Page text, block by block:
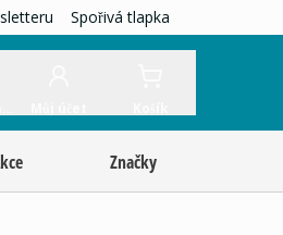
Spořivá tlapka
Značky